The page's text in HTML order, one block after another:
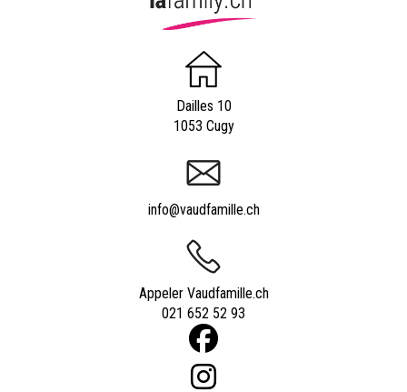
Dailles 10
1053 Cugy
info@vaudfamille.ch
Appeler Vaudfamille.ch
021 652 52 93